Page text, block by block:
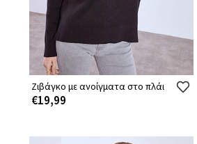
Ζιβάγκο με ανοίγματα στο πλάι
€19,99